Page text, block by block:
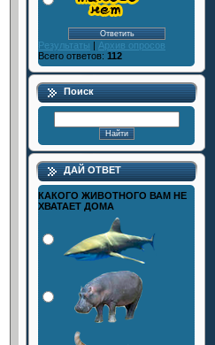
Результаты | Архив опросов
Всего ответов: 112
Поиск
ДАЙ ОТВЕТ
КАКОГО ЖИВОТНОГО ВАМ НЕ
ХВАТАЕТ ДОМА